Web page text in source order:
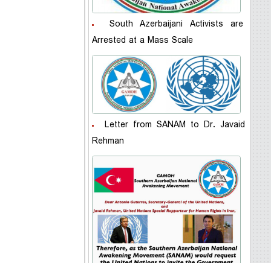
South Azerbaijani Activists are
Arrested at a Mass Scale
Letter from SANAM to Dr. Javaid
Rehman